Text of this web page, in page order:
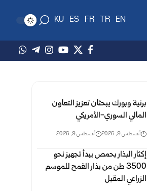
EN
TR
FR
ES
KU
برنية وبورك يبحثان تعزيز التعاون
المالي السوري-الأمريكي
أغسطس 9, 2026 أغسطس 9, 2026
إكثار البذار بحمص يبدأ تجهيز نحو
3500 طن من بذار القمح للموسم
الزراعي المقبل